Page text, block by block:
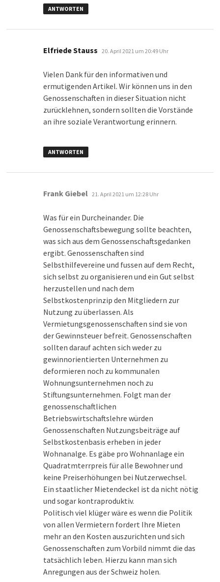
ANTWORTEN
Elfriede Stauss sagt:
20. April 2021 um 20:49 Uhr
Vielen Dank für den informativen und
ermutigenden Artikel. Wir können uns in den
Genossenschaften in dieser Situation nicht
zurücklehnen, sondern sollten die Vorstände
an ihre soziale Verantwortung erinnern.
ANTWORTEN
Frank Giebel sagt:
21. April 2021 um 12:28 Uhr
Was für ein Durcheinander. Die
Genossenschaftsbewegung sollte beachten,
was sich aus dem Genossenschaftsgedanken
ergibt. Genossenschaften sind
Selbsthilfevereine und fussen auf dem Recht,
sich selbst zu organisieren und ein Gut selbst
herzustellen und nach dem
Selbstkostenprinzip den Mitgliedern zur
Nutzung zu überlassen. Als
Vermietungsgenossenschaften sind sie von
der Gewinnsteuer befreit. Genossenschaften
sollten darauf achten sich weder zu
gewinnorientierten Unternehmen zu
deformieren noch zu kommunalen
Wohnungsunternehmen noch zu
Stiftungsunternehmen. Folgt man der
genossenschaftlichen
Betriebswirtschaftslehre würden
Genossenschaften Nutzungsbeiträge auf
Selbstkostenbasis erheben in jeder
Wohnanalge. Es gäbe pro Wohnanlage ein
Quadratmterrpreis für alle Bewohner und
keine Preiserhöhungen bei Nutzerwechsel.
Ein staatlicher Mietendeckel ist da nicht nötig
und sogar kontraproduktiv.
Politisch viel klüger wäre es wenn die Politik
von allen Vermietern fordert Ihre Mieten
mehr an den Kosten auszurichten und sich
Genossenschaften zum Vorbild nimmt die das
tatsächlich leben. Hierzu kann man sich
Anregungen aus der Schweiz holen.